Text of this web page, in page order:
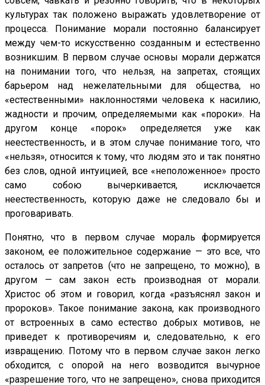
культурах так положено выражать удовлетворение от
процесса. Понимание морали постоянно балансирует
между чем-то искусственно созданным и естественно
возникшим. В первом случае основы морали держатся
на понимании того, что нельзя, на запретах, стоящих
барьером над нежелательными для общества, но
«естественными» наклонностями человека к насилию,
жадности и прочим, определяемыми как «пороки». На
другом конце «порок» определяется уже как
неестественность, и в этом случае понимание того, что
«нельзя», относится к тому, что людям это и так понятно
без слов, одной интуицией, все «неположенное» просто
само собою вычеркивается, исключается
неестественность, которую даже не следовало бы и
проговаривать.
Понятно, что в первом случае мораль формируется
законом, ее положительное содержание — это все, что
осталось от запретов (что не запрещено, то можно), в
другом — сам закон есть производная от морали.
Христос об этом и говорил, когда «разъяснял закон и
пророков». Такое понимание закона, как производного
от встроенных в само естество добрых мотивов, не
приведет к противоречиям и, следовательно, к его
извращению. Потому что в первом случае закон легко
обходится, с опорой на него возводится вычурное
«разрешение того, что не запрещено», снова приходится